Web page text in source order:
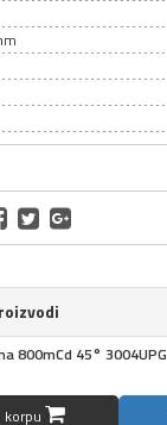
800mCd 45° 3004UPG
korpu